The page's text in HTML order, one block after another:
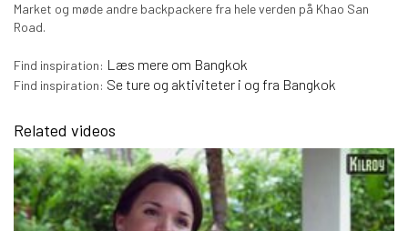
Market og møde andre backpackere fra hele verden på Khao San
Road.
Find inspiration: Læs mere om Bangkok
Find inspiration: Se ture og aktiviteter i og fra Bangkok
Related videos